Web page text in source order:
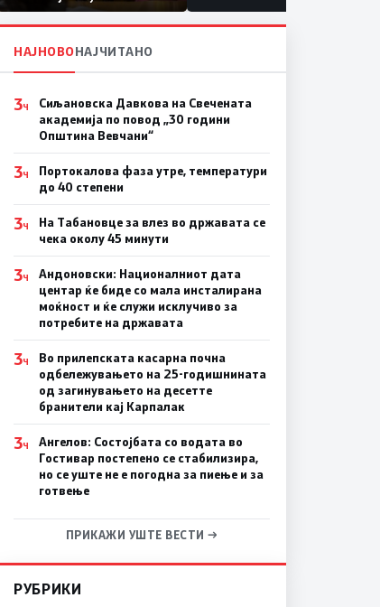
првачиња помалку
НАЈНОВОНАЈЧИТАНО
3Ч
Сиљановска Давкова на Свечената
академија по повод „30 години
Општина Вевчани“
3Ч
Портокалова фаза утре, температури
до 40 степени
3Ч
На Табановце за влез во државата се
чека околу 45 минути
3Ч
Андоновски: Националниот дата
центар ќе биде со мала инсталирана
моќност и ќе служи исклучиво за
потребите на државата
3Ч
Во прилепската касарна почна
одбележувањето на 25-годишнината
од загинувањето на десетте
бранители кај Карпалак
3Ч
Ангелов: Состојбата со водата во
Гостивар постепено се стабилизира,
но се уште не е погодна за пиење и за
готвење
ПРИКАЖИ УШТЕ ВЕСТИ →
РУБРИКИ